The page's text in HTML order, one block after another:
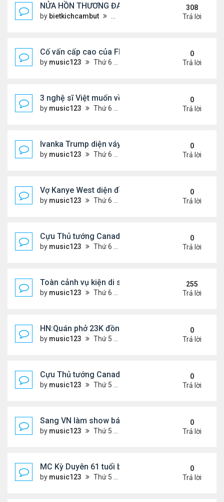
NỬA HỒN THƯƠNG ĐAU..
by bietkichcambut
308
Trả lời
Cố vấn cấp cao của FIFA từ chức để phán đối
by music123 Thứ 6 Tháng 7 31, 2026 7:15 pm
0
Trả lời
3 nghệ sĩ Việt muốn về VN nhưng số phận an bài
by music123 Thứ 6 Tháng 7 31, 2026 6:41 pm
0
Trả lời
Ivanka Trump diện váy hở eo táo bạo, khoe vòng
by music123 Thứ 6 Tháng 7 31, 2026 6:29 pm
0
Trả lời
Vợ Kanye West diện đồ xẻ bạo, dự tiệc ở đảo Ibiza
by music123 Thứ 6 Tháng 7 31, 2026 6:26 pm
0
Trả lời
Cựu Thủ tướng Canada đắm đuối khóa môi Katy
by music123 Thứ 6 Tháng 7 31, 2026 6:20 pm
0
Trả lời
Toàn cảnh vụ kiện di sản CNS VŨ LINH
by music123 Thứ 6 Tháng 1 10, 2025 4:11 pm
255
Trả lời
HN:Quán phở 23K đồng một bát, 7 năm không
by music123 Thứ 5 Tháng 7 30, 2026 7:11 pm
0
Trả lời
Cựu Thủ tướng Canada thoa kem chống nắng
by music123 Thứ 5 Tháng 7 30, 2026 7:04 pm
0
Trả lời
Sang VN làm show bán vé giá "trên trời"
by music123 Thứ 5 Tháng 7 30, 2026 6:51 pm
0
Trả lời
MC Kỳ Duyên 61 tuổi bị soi nhan sắc khi
by music123 Thứ 5 Tháng 7 30, 2026 6:37 pm
0
Trả lời